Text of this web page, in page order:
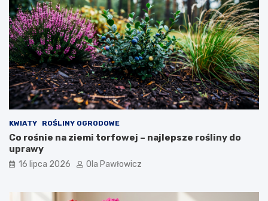
KWIATY ROŚLINY OGRODOWE
Co rośnie na ziemi torfowej – najlepsze rośliny do
uprawy
16 lipca 2026 Ola Pawłowicz